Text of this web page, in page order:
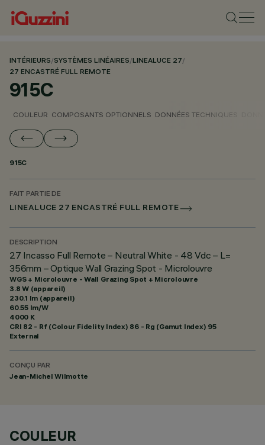
INTÉRIEURS/SYSTÈMES LINÉAIRES/LINEALUCE 27/
27 ENCASTRÉ FULL REMOTE
915C
COULEUR COMPOSANTS OPTIONNELS DONNÉES TECHNIQUES
915C
FAIT PARTIE DE
LINEALUCE 27 ENCASTRÉ FULL REMOTE
DESCRIPTION
27 Incasso Full Remote – Neutral White - 48 Vdc – L=
356mm – Optique Wall Grazing Spot - Microlouvre
WGS + Microlouvre - Wall Grazing Spot + Microlouvre
3.8 W (appareil)
230.1 lm (appareil)
60.55 lm/W
4000 K
CRI 82 - Rf (Colour Fidelity Index) 86 - Rg (Gamut Index) 95
External
CONÇU PAR
Jean-Michel Wilmotte
COULEUR